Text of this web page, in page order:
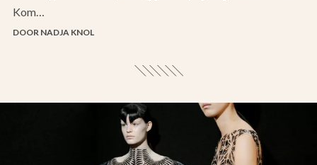
Kom…
DOOR NADJA KNOL